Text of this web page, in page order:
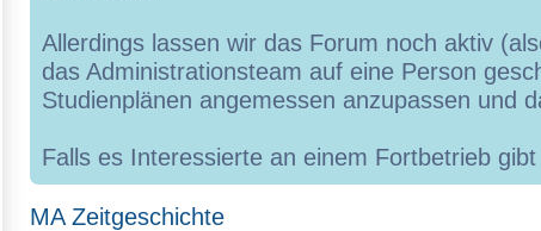
Allerdings lassen wir das Forum noch aktiv
das Administrationsteam auf eine Person
Studienplänen angemessen anzupassen und
Falls es Interessierte an einem Fortbetrieb
MA Zeitgeschichte